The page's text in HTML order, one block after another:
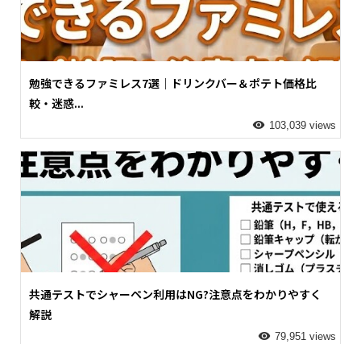
勉強できるファミレス7選｜ドリンクバー＆ポテト価格比
較・迷惑...
103,039 views
共通テストでシャーペン利用はNG?注意点をわかりやすく
解説
79,951 views